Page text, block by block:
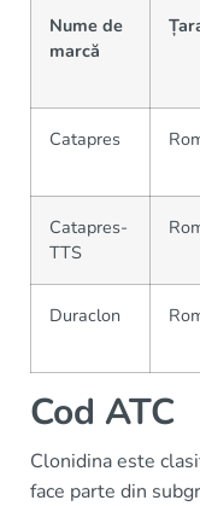
Nume de
marcă
Catapres
Catapres-
TTS
Duraclon
Cod ATC
Clonidina este
face parte din